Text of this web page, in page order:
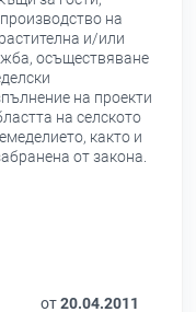
на
и/или
осъществяване
на проекти
на селското
както и
от закона.
от20.04.2011